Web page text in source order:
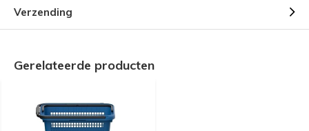
Verzending
Gerelateerde producten